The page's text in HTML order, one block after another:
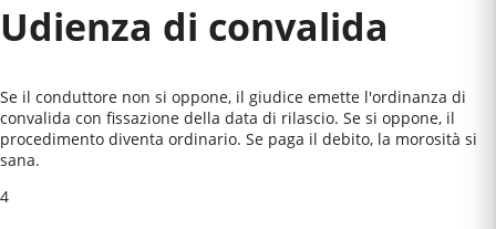
Udienza di convalida
Se il conduttore non si oppone, il giudice emette l'ordinanza di
convalida con fissazione della data di rilascio. Se si oppone, il
procedimento diventa ordinario. Se paga il debito, la morosità si
sana.
4